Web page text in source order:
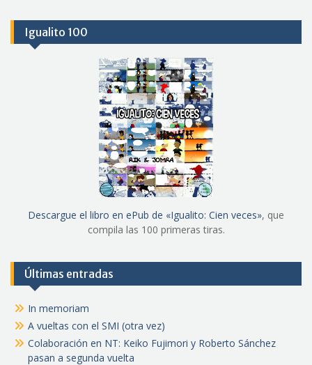
Igualito 100
Descargue el libro en ePub de «Igualito: Cien veces», que
compila las 100 primeras tiras.
Últimas entradas
In memoriam
A vueltas con el SMI (otra vez)
Colaboración en NT: Keiko Fujimori y Roberto Sánchez
pasan a segunda vuelta